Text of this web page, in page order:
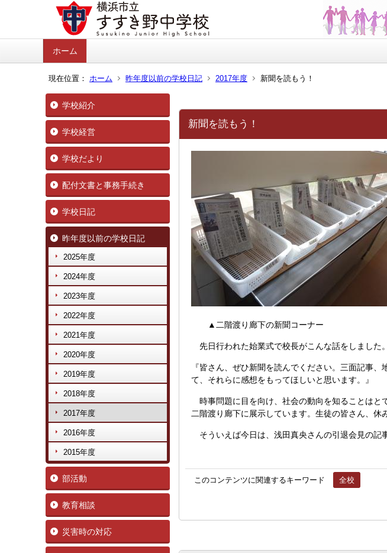
ホーム
現在位置： ホーム 昨年度以前の学校日記 2017年度 新聞を読もう！
学校紹介
学校経営
学校だより
配付文書と事務手続き
学校日記
昨年度以前の学校日記
2025年度
2024年度
2023年度
2022年度
2021年度
2020年度
2019年度
2018年度
2017年度
2016年度
2015年度
部活動
教育相談
災害時の対応
新聞を読もう！
▲二階渡り廊下の新聞コーナー
先日行われた始業式で校長がこんな話をしました。
『皆さん、ぜひ新聞を読んでください。三面記事
て、それらに感想をもってほしいと思います。』
時事問題に目を向け、社会の動向を知ることはと
二階渡り廊下に展示しています。生徒の皆さん、休
そういえば今日は、浅田真央さんの引退会見の記
このコンテンツに関連するキーワード 全校